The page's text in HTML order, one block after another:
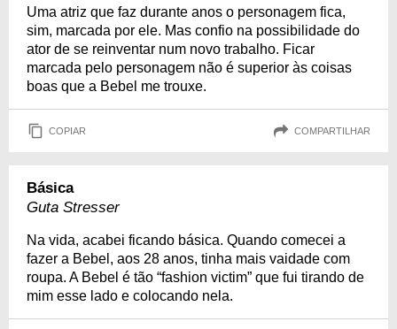
Uma atriz que faz durante anos o personagem fica,
sim, marcada por ele. Mas confio na possibilidade do
ator de se reinventar num novo trabalho. Ficar
marcada pelo personagem não é superior às coisas
boas que a Bebel me trouxe.
COPIAR COMPARTILHAR
Básica
Guta Stresser
Na vida, acabei ficando básica. Quando comecei a
fazer a Bebel, aos 28 anos, tinha mais vaidade com
roupa. A Bebel é tão “fashion victim” que fui tirando de
mim esse lado e colocando nela.